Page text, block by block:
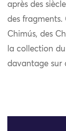
après des
des fragments.
Chimús, des
la collection
davantage sur